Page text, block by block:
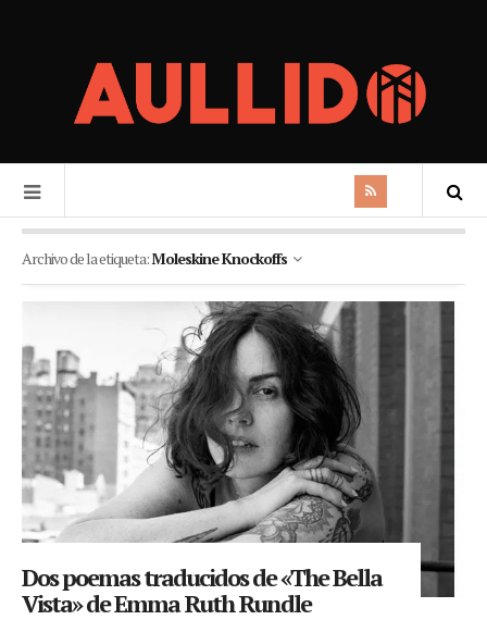
Archivo de la etiqueta:Moleskine Knockoffs
Dos poemas traducidos de «The Bella
Vista» de Emma Ruth Rundle